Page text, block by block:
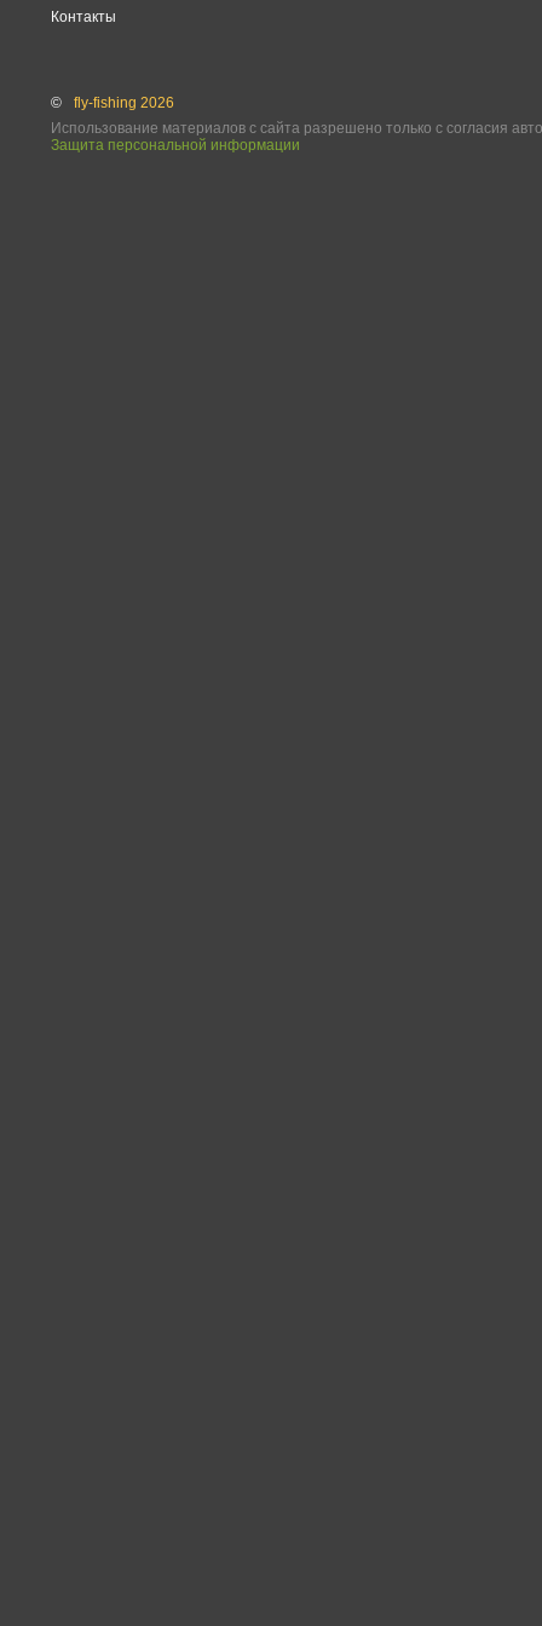
Контакты
©
fly-fishing 2026
Использование материалов с сайта разрешено только с согласия
Защита персональной информации